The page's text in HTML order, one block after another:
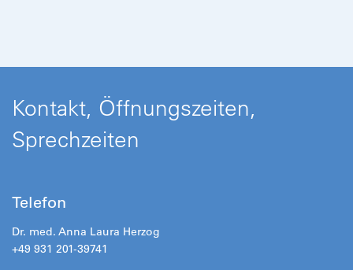
Kontakt, Öffnungszeiten,
Sprechzeiten
Telefon
Dr. med. Anna Laura Herzog
+49 931 201-39741